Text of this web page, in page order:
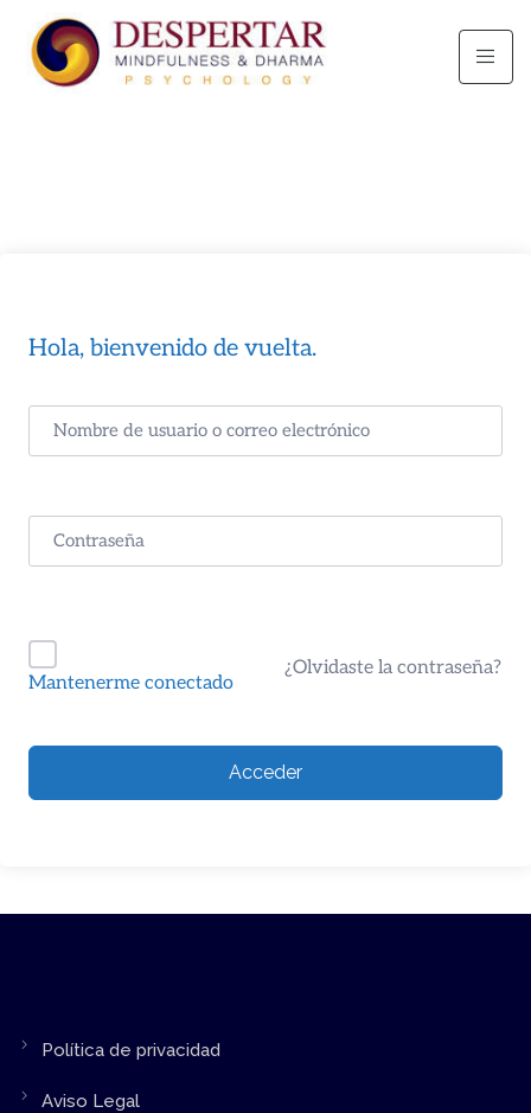
Hola, bienvenido de vuelta.
Mantenerme conectado
¿Olvidaste la contraseña?
Acceder
Política de privacidad
Aviso Legal